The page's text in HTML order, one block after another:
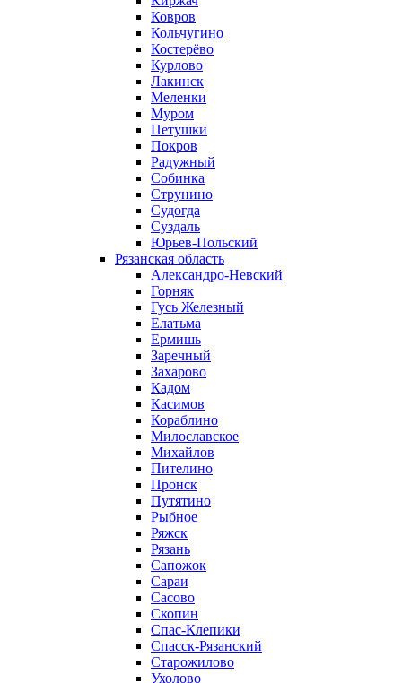
Ковров
Кольчугино
Костерёво
Курлово
Лакинск
Меленки
Муром
Петушки
Покров
Радужный
Собинка
Струнино
Судогда
Суздаль
Юрьев-Польский
Рязанская область
Александро-Невский
Горняк
Гусь Железный
Елатьма
Ермишь
Заречный
Захарово
Кадом
Касимов
Кораблино
Милославское
Михайлов
Пителино
Пронск
Путятино
Рыбное
Ряжск
Рязань
Сапожок
Сараи
Сасово
Скопин
Спас-Клепики
Спасск-Рязанский
Старожилово
Ухолово